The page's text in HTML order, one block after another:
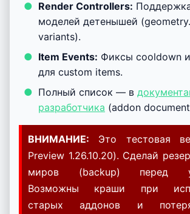
Render Controllers:
моделей детенышей
variants).
Item Events: Фиксы cooldown
для custom items.
Полный список — в
разработчика (addon
ВНИМАНИЕ: Это тестовая
Preview 1.26.10.20). Сделай
миров (backup) перед
Возможны краши при
старых аддонов и